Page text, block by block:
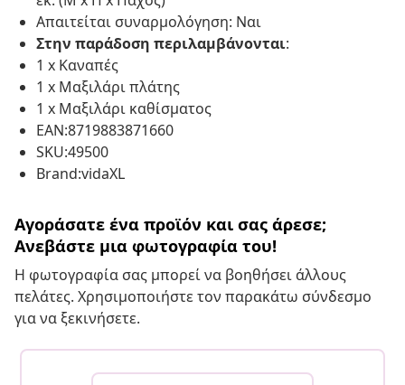
Απαιτείται συναρμολόγηση: Ναι
Στην παράδοση περιλαμβάνονται:
1 x Καναπές
1 x Μαξιλάρι πλάτης
1 x Μαξιλάρι καθίσματος
EAN:8719883871660
SKU:49500
Brand:vidaXL
Αγοράσατε ένα προϊόν και σας άρεσε;
Ανεβάστε μια φωτογραφία του!
Η φωτογραφία σας μπορεί να βοηθήσει άλλους
πελάτες. Χρησιμοποιήστε τον παρακάτω σύνδεσμο
για να ξεκινήσετε.